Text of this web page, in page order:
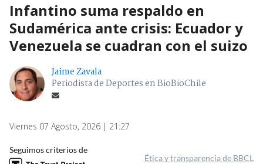
Infantino suma respaldo en
Sudamérica ante crisis: Ecuador y
Venezuela se cuadran con el suizo
Jaime Zavala
Periodista de Deportes en BioBioChile
Viernes 07 Agosto, 2026 | 21:27
Seguimos criterios de
Ética y transparencia de BBCL